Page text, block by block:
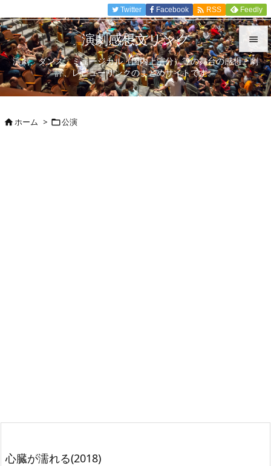


メニュ

Twitter Facebook  RSS Feedly
演劇感想文リンク
演劇、ダンス、ミュージカル（国内上演分）等の舞台の感想、劇
評、レビューリンクのまとめサイトです。
ホーム > 公演
心臓が濡れる(2018)